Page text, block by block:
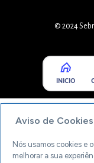
© 2024
INICIO
Aviso de Cookies
Nós usamos cookies e
melhorar a sua